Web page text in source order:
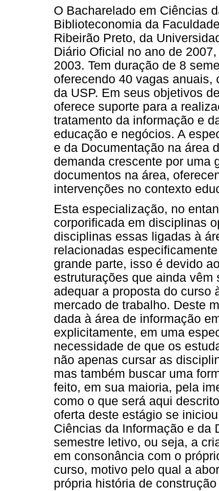
O Bacharelado em Ciências
Biblioteconomia da
Ribeirão Preto, da
Diário Oficial no ano de
2003. Tem duração de 8
oferecendo 40 vagas
da USP. Em seus objetivos
oferece suporte para a
tratamento da informação e
educação e negócios. A
e da Documentação na área
demanda crescente por uma
documentos na área,
intervenções no contexto
Esta especialização, no
corporificada em disciplinas
disciplinas essas ligadas à
relacionadas
grande parte, isso é devido
estruturações que ainda
adequar a proposta do curso
mercado de trabalho. Deste
dada à área de informação
explicitamente, em uma
necessidade de que os
não apenas cursar as
mas também buscar uma
feito, em sua maioria, pela
como o que será aqui
oferta deste estágio se
Ciências da Informação e da
semestre letivo, ou seja, a
em consonância com o
curso, motivo pelo qual a
própria história de